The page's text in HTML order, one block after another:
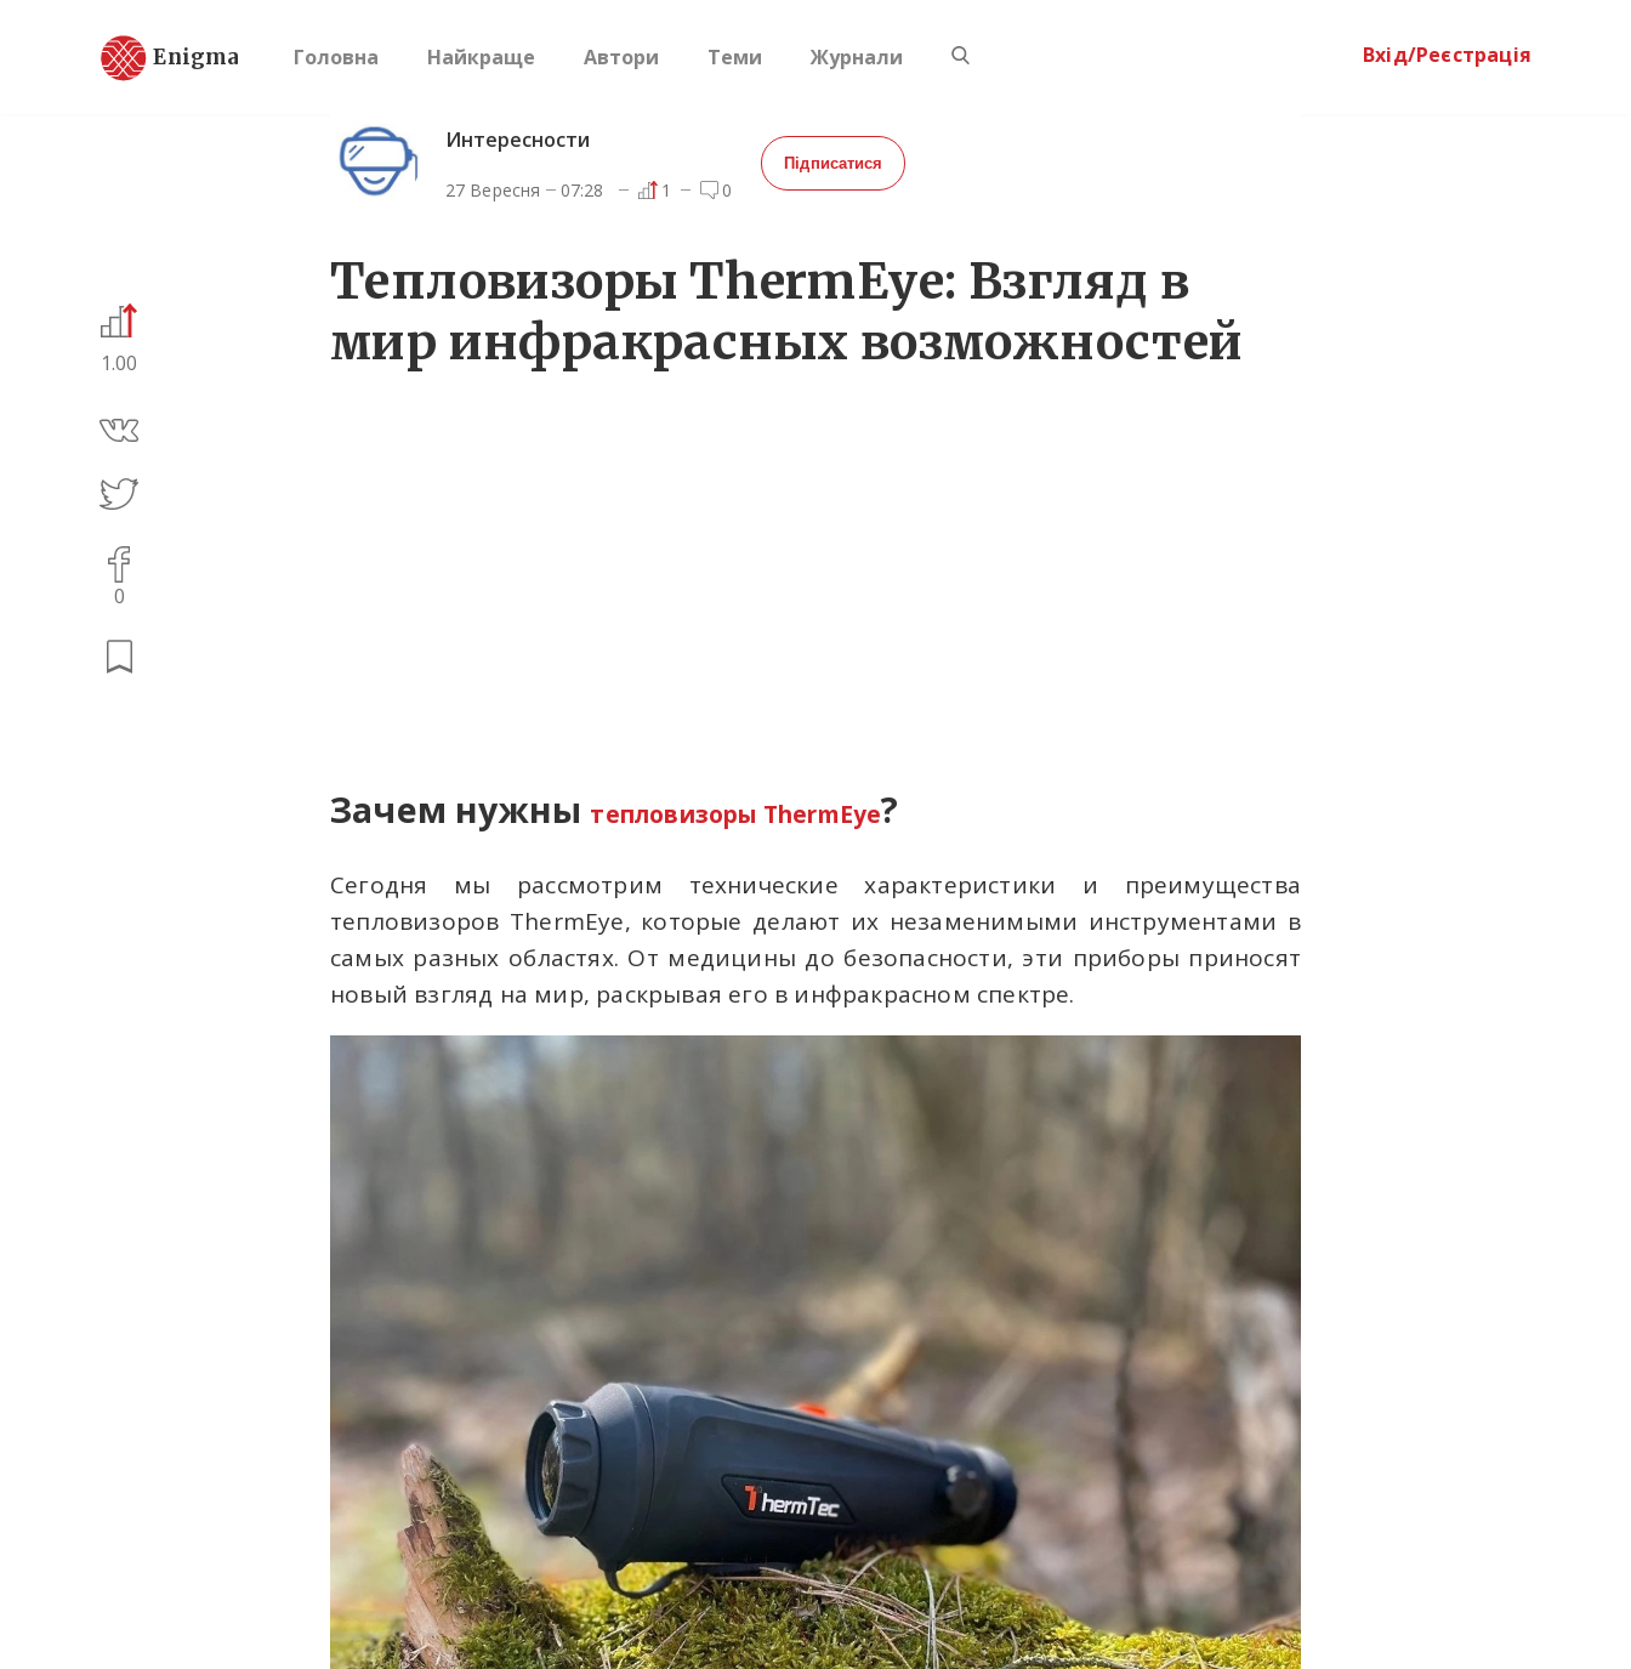
Enigma Головна Найкраще Автори Теми Журнали Вхід/Реєстрація
1.00
0
Интересности
27 Вересня 07:28 1 0
Підписатися
Тепловизоры ThermEye: Взгляд в
мир инфракрасных возможностей
Зачем нужны тепловизоры ThermEye?
Сегодня мы рассмотрим технические характеристики и преимущества
тепловизоров ThermEye, которые делают их незаменимыми инструментами в
самых разных областях. От медицины до безопасности, эти приборы приносят
новый взгляд на мир, раскрывая его в инфракрасном спектре.